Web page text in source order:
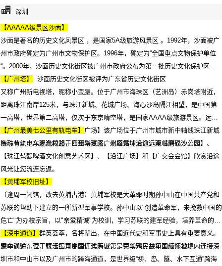
深圳
【AAAAA级景区沙面】
沙面是著名的历史文化风景区 ，是国家5A级旅游风景区 。1992年，沙面被广
州市政府确定为广州市文物保护区。1996年，确定为“全国重点文物保护单位
“。2000年，沙面历史文化街区被广州市政府公布为第一批历史文化保护区 。
2020年4月，沙面历史文化街区被评为广东省历史文化街区
【广州塔】
又称广州新电视塔，昵称小蛮腰。位于广州市海珠区（艺洲岛）赤岗塔附近，
距离珠江南岸125米，与珠江新城、花城广场、海心沙岛隔江相望，是中国第
一高塔，世界第二高塔，仅次于东京晴空塔，是国家AAAA级旅游景区。远观
【海心桥】【海心沙】【花城广场】该广场位于广州市城市新中轴线珠江新城
核心节点，东起冼村路，西至华夏路，北靠黄埔大道，南临海心沙。
【广州最美七公里有轨电车】
海珠有轨电车观光段起于广州海珠区广州塔站，沿途远观【磨碟沙公园】、
【珠江琶醍啤酒文化创意艺术区】、【沿江广场】和【广交会会馆】欣赏沿途
风光让您流连忘返。
【黄埔军校旧址】
（逢周一闭馆，改去黄埔古港）黄埔军校是大革命时期孙中山在中国共产党和
苏联的帮助下建立的一所新型军事学校。孙中山以"创造革命军，来挽救中国的
危亡"为办校宗旨，以"亲爱精诚"为校训，学习苏联的建军经验，培养革命的军
事人才。军校群英荟萃，名将辈出，在中国近代史和军事史上具有重要意义。
乘车前往东莞，打卡揭开中国近代历史第一页的鸦片战争的缅怀地。
【深中通道】
深中通道，位于珠江三角洲伶仃洋海域，是中华人民共和国广东省境内连接深
圳市和中山市以及广州市的跨海通道，是世界级“桥、岛、隧、水下互通”跨海